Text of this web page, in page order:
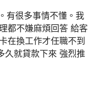
有很多事情不懂。我
都不嫌麻煩回答 給客
在換工作才任職不到
久就貸款下來 強烈推